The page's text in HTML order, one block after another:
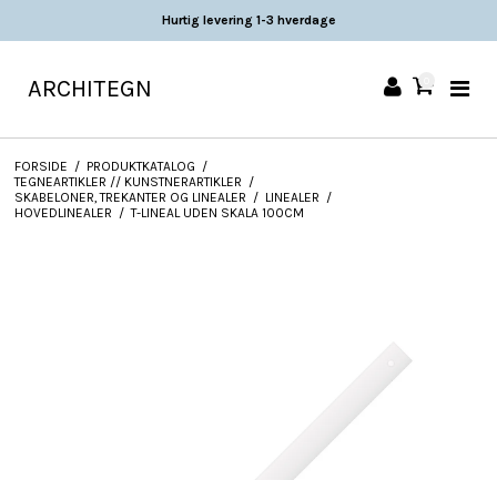
Hurtig levering 1-3 hverdage
ARCHITEGN
FORSIDE / PRODUKTKATALOG /
TEGNEARTIKLER // KUNSTNERARTIKLER /
SKABELONER, TREKANTER OG LINEALER / LINEALER /
HOVEDLINEALER / T-LINEAL UDEN SKALA 100CM